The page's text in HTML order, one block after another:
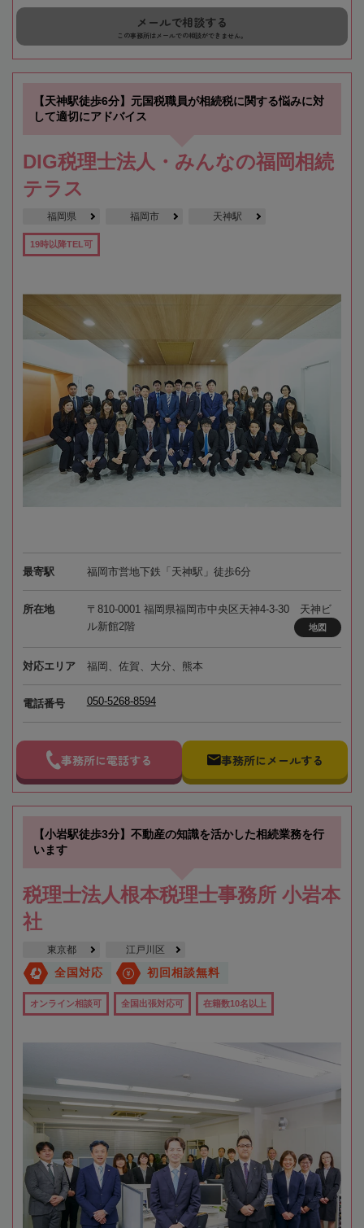
メールで相談する
この事務所はメールでの相談ができません。
【天神駅徒歩6分】元国税職員が相続税に関する悩みに対
して適切にアドバイス
DIG税理士法人・みんなの福岡相続
テラス
福岡県 福岡市 天神駅
19時以降TEL可
最寄駅 福岡市営地下鉄「天神駅」徒歩6分
所在地
〒810-0001 福岡県福岡市中央区天神4-3-30 天神ビ
ル新館2階
地図
対応エリア 福岡、佐賀、大分、熊本
電話番号 050-5268-8594
事務所に電話する 事務所にメールする
【小岩駅徒歩3分】不動産の知識を活かした相続業務を行
います
税理士法人根本税理士事務所 小岩本
社
東京都 江戸川区
全国対応 初回相談無料
オンライン相談可 全国出張対応可 在籍数10名以上